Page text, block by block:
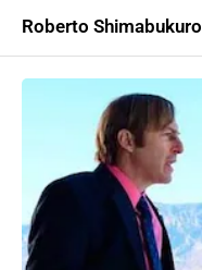
Roberto Shimabukuro